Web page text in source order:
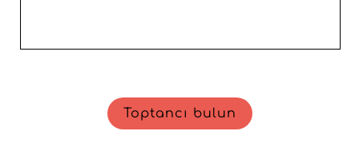
Toptancı bulun